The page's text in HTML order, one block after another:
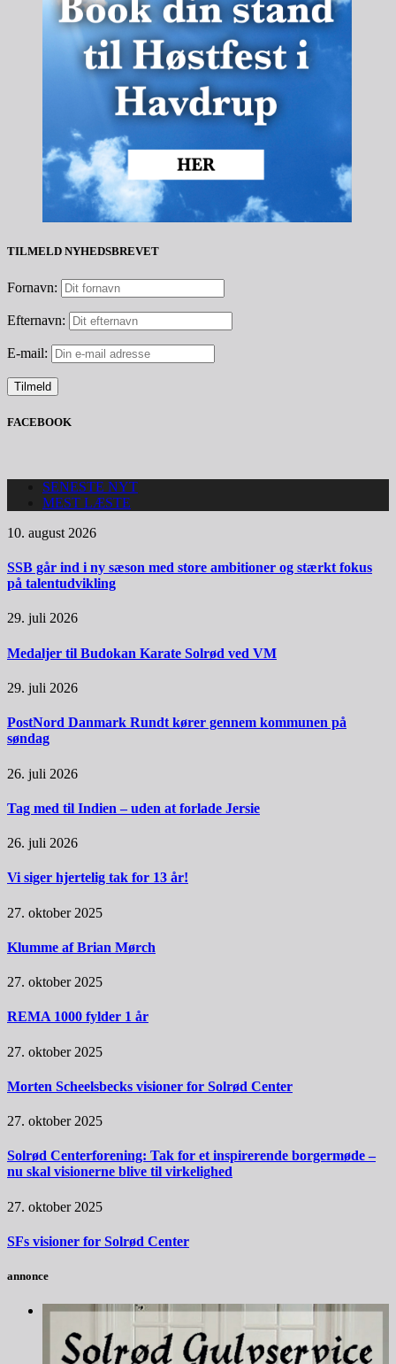
TILMELD NYHEDSBREVET
Fornavn:
Efternavn:
E-mail:
FACEBOOK
SENESTE NYT
MEST LÆSTE
10. august 2026
SSB går ind i ny sæson med store ambitioner og stærkt fokus
på talentudvikling
29. juli 2026
Medaljer til Budokan Karate Solrød ved VM
29. juli 2026
PostNord Danmark Rundt kører gennem kommunen på
søndag
26. juli 2026
Tag med til Indien – uden at forlade Jersie
26. juli 2026
Vi siger hjertelig tak for 13 år!
27. oktober 2025
Klumme af Brian Mørch
27. oktober 2025
REMA 1000 fylder 1 år
27. oktober 2025
Morten Scheelsbecks visioner for Solrød Center
27. oktober 2025
Solrød Centerforening: Tak for et inspirerende borgermøde –
nu skal visionerne blive til virkelighed
27. oktober 2025
SFs visioner for Solrød Center
annonce